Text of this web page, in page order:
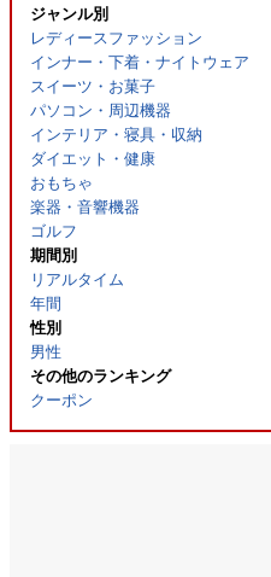
ジャンル別
レディースファッション
インナー・下着・ナイトウェア
スイーツ・お菓子
パソコン・周辺機器
インテリア・寝具・収納
ダイエット・健康
おもちゃ
楽器・音響機器
ゴルフ
期間別
リアルタイム
年間
性別
男性
その他のランキング
クーポン